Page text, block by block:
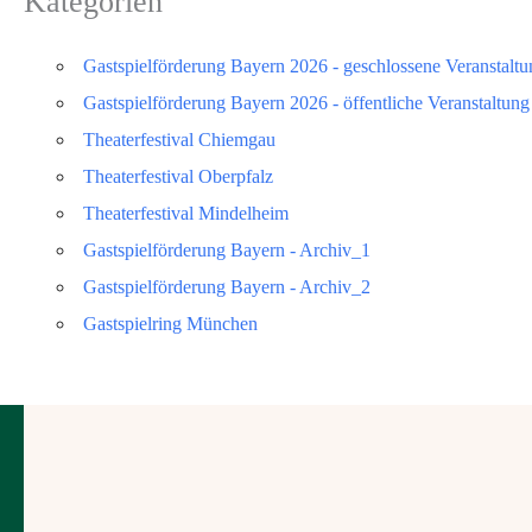
Gastspielförderung Bayern 2026 - geschlossene
Gastspielförderung Bayern 2026 - öffentliche Veranstaltung
Theaterfestival Chiemgau
Theaterfestival Oberpfalz
Theaterfestival Mindelheim
Gastspielförderung Bayern - Archiv_1
Gastspielförderung Bayern - Archiv_2
Gastspielring München